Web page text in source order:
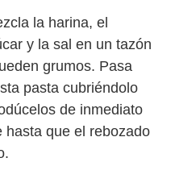
la harina, el
y la sal en un tazón
grumos. Pasa
pasta cubriéndolo
de inmediato
hasta que el rebozado